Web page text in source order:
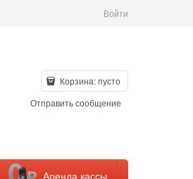
Войти
Корзина:пусто
Отправить сообщение
Аренда кассы